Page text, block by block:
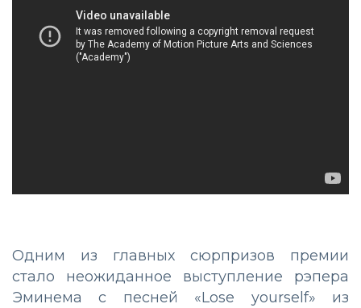
Одним из главных сюрпризов премии
стало неожиданное выступление рэпера
Эминема с песней «Lose yourself» из